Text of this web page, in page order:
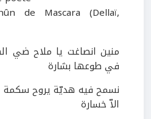
de Mascara (Dellaï,
منين انصاغت يا ملاح ضي
في طوعها بشارة
نسمح فيه هديّة يروح سكمة
الاّ خسارة